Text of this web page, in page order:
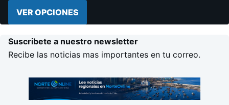
VER OPCIONES
Suscribete a nuestro newsletter
Recibe las noticias mas importantes en tu correo.